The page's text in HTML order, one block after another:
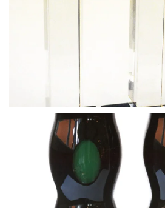
BLÄDDRA I GALLERI
BLÄDDRA I GALLERI